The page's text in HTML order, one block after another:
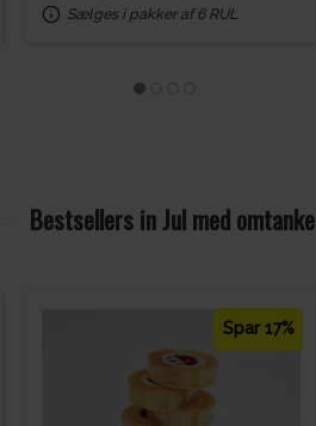
Sælges i pakker af 6 RUL
Bestsellers in Jul med omtanke
Spar 17%